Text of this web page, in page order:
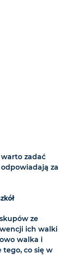
warto zadać
za
ze
ich walki
walka i
co się w